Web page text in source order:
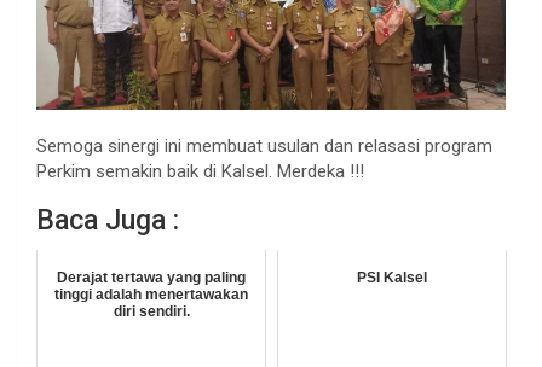
Semoga sinergi ini membuat usulan dan relasasi program
Perkim semakin baik di Kalsel. Merdeka !!!
Baca Juga :
Derajat tertawa yang paling
tinggi adalah menertawakan
diri sendiri.
PSI Kalsel